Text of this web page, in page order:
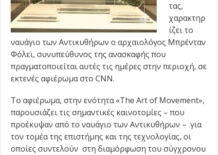
τας,
χαρακτηρ
ίζει το
ναυάγιο των Αντικυθήρων ο αρχαιολόγος Μπρένταν
Φόλεϊ, συνυπεύθυνος της ανασκαφής που
πραγματοποιείται αυτές τις ημέρες στην περιοχή, σε
εκτενές αφιέρωμα στο CNN.
Το αφιέρωμα, στην ενότητα «The Art of Movement»,
παρουσιάζει τις σημαντικές καινοτομίες – που
προέκυψαν από το ναυάγιο των Αντικυθήρων – για
τον τομέα της επιστήμης και της τεχνολογίας, οι
οποίες συντελούν στη διαμόρφωση του σύγχρονου